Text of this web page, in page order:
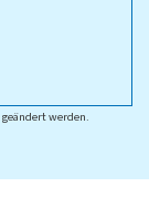
geändert werden.